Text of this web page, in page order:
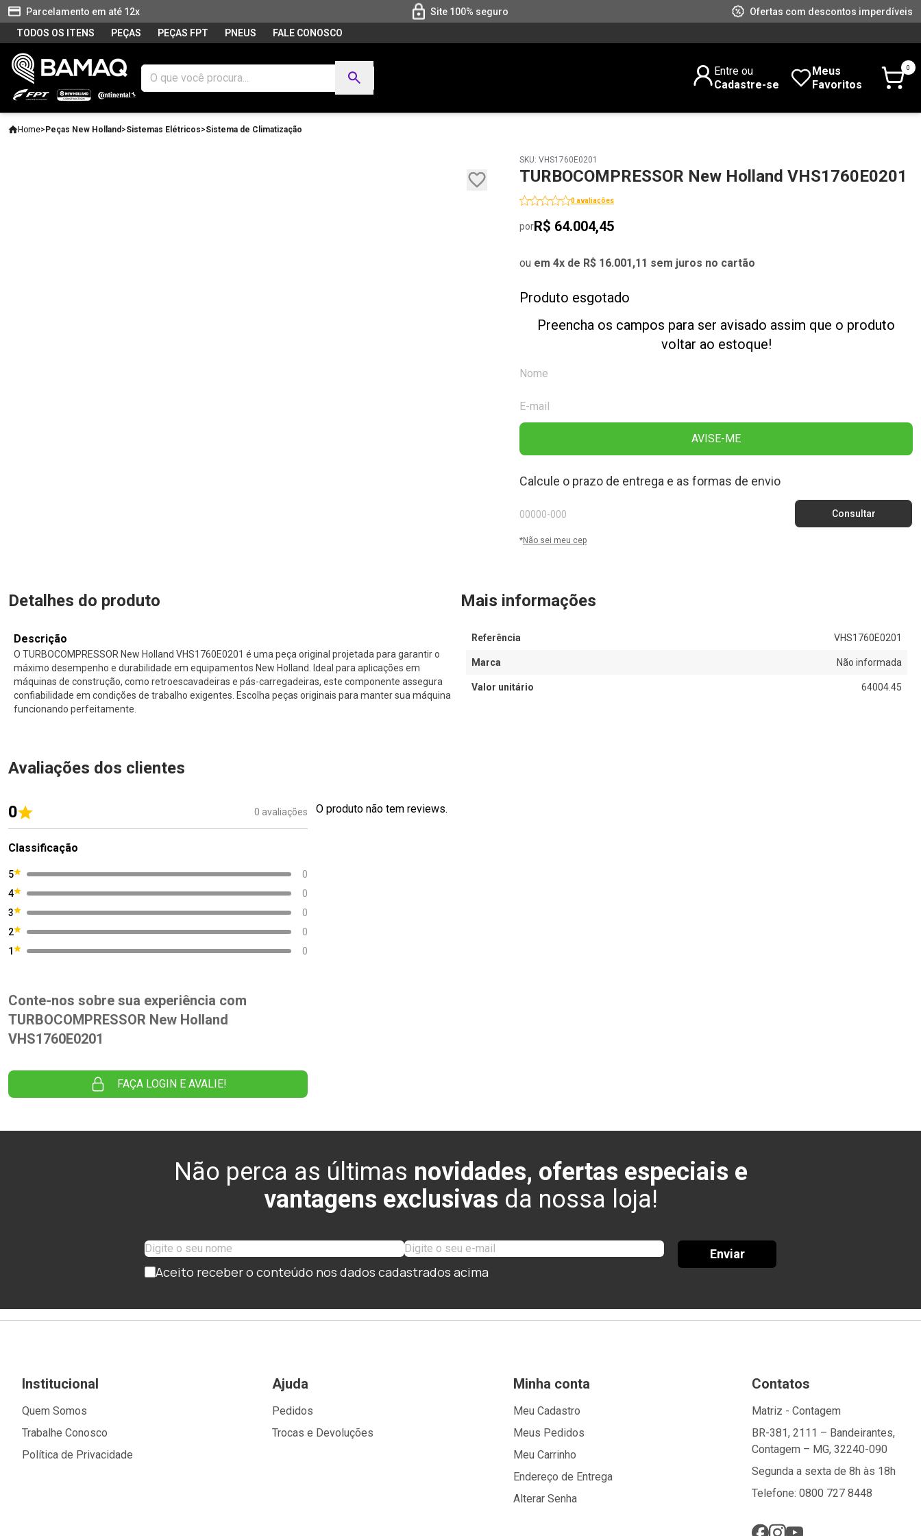
Parcelamento em até 12x Site 100% seguro
Ofertas com descontos imperdíveis
TODOS OS ITENS
PEÇAS PEÇAS FPT PNEUS FALE CONOSCO
Entre ou
Cadastre-se
Meus
Favoritos
0
Home> Peças New Holland >Sistemas Elétricos>Sistema de Climatização
SKU: VHS1760E0201
TURBOCOMPRESSOR New Holland VHS1760E0201
0 avaliações
porR$ 64.004,45
ou em 4x de R$ 16.001,11 sem juros no cartão
Produto esgotado
Preencha os campos para ser avisado assim que o produto
voltar ao estoque!
AVISE-ME
Calcule o prazo de entrega e as formas de envio
*Não sei meu cep
Detalhes do produto
Descrição
O TURBOCOMPRESSOR New Holland VHS1760E0201 é uma peça original projetada para garantir o
máximo desempenho e durabilidade em equipamentos New Holland. Ideal para aplicações em
máquinas de construção, como retroescavadeiras e pás-carregadeiras, este componente assegura
confiabilidade em condições de trabalho exigentes. Escolha peças originais para manter sua máquina
funcionando perfeitamente.
Mais informações
Referência VHS1760E0201
Marca Não informada
Valor unitário 64004.45
Avaliações dos clientes
0 0 avaliações
Classificação
5
0
4
0
3
0
2
0
1
0
Conte-nos sobre sua experiência com
TURBOCOMPRESSOR New Holland
VHS1760E0201
FAÇA LOGIN E AVALIE!
O produto não tem reviews.
Não perca as últimas novidades, ofertas especiais e
vantagens exclusivas da nossa loja!
Aceito receber o conteúdo nos dados cadastrados acima
Enviar
Institucional
Quem Somos
Trabalhe Conosco
Política de Privacidade
Ajuda
Pedidos
Trocas e Devoluções
Minha conta
Meu Cadastro
Meus Pedidos
Meu Carrinho
Endereço de Entrega
Alterar Senha
Contatos
Matriz - Contagem
BR-381, 2111 – Bandeirantes,
Contagem – MG, 32240-090
Segunda a sexta de 8h às 18h
Telefone: 0800 727 8448